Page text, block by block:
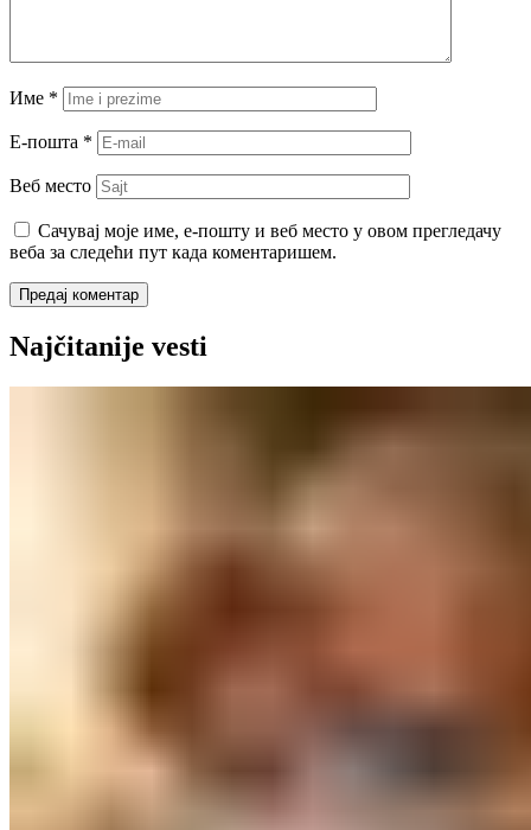
Име *
Е-пошта *
Веб место
Сачувај моје име, е-пошту и веб место у овом прегледачу
веба за следећи пут када коментаришем.
Najčitanije vesti